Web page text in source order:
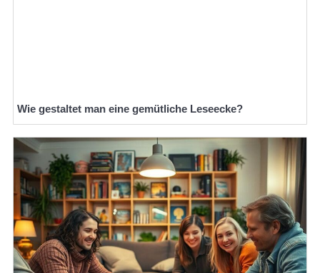
Wie gestaltet man eine gemütliche Leseecke?